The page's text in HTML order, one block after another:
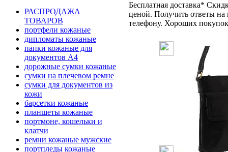
РАСПРОДАЖА
ТОВАРОВ
портфели кожаные
дипломаты кожаные
папки кожаные для
документов А4
дорожные сумки кожаные
сумки на плечевом ремне
сумки для документов из
кожи
барсетки кожаные
планшеты кожаные
портмоне, кошельки и
клатчи
ремни кожаные мужские
портпледы кожаные
Бесплатная доставка*
ценой. Получить ответы
телефону. Хороших